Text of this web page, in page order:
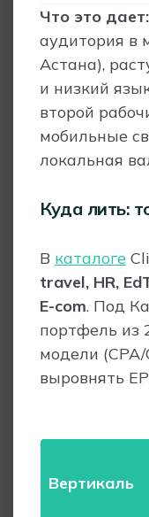
Что это дает:
аудитория в
Астана),
и низкий
второй
мобильные
локальная
Куда лить:
В каталоге
travel, HR,
E-com. Под
портфель из
модели (CPA/
выровнять
Вертикаль